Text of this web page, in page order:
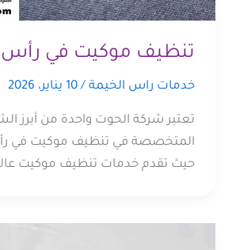
تنظيف موكيت في رأس
خدمات راس الخيمة/10 يناير، 2026
تعتبر شركة الحوت واحدة من أبرز
المتخصصة في تنظيف موكيت في
حيث تقدم خدمات تنظيف موكيت